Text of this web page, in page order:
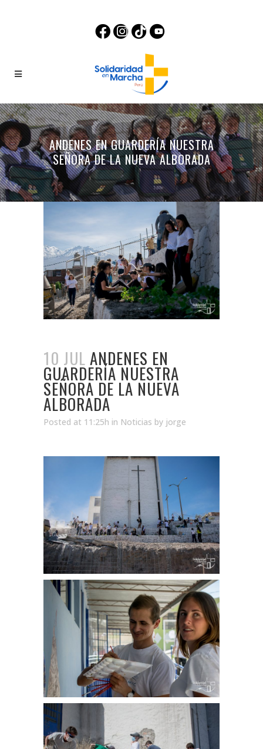
ANDENES EN GUARDERÍA NUESTRA
SEÑORA DE LA NUEVA ALBORADA
10 JUL ANDENES EN
GUARDERÍA NUESTRA
SEÑORA DE LA NUEVA
ALBORADA
Posted at 11:25h in Noticias by jorge